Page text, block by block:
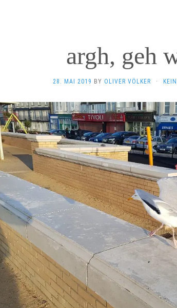
argh, geh
28. MAI 2019 BY OLIVER VÖLKER ·